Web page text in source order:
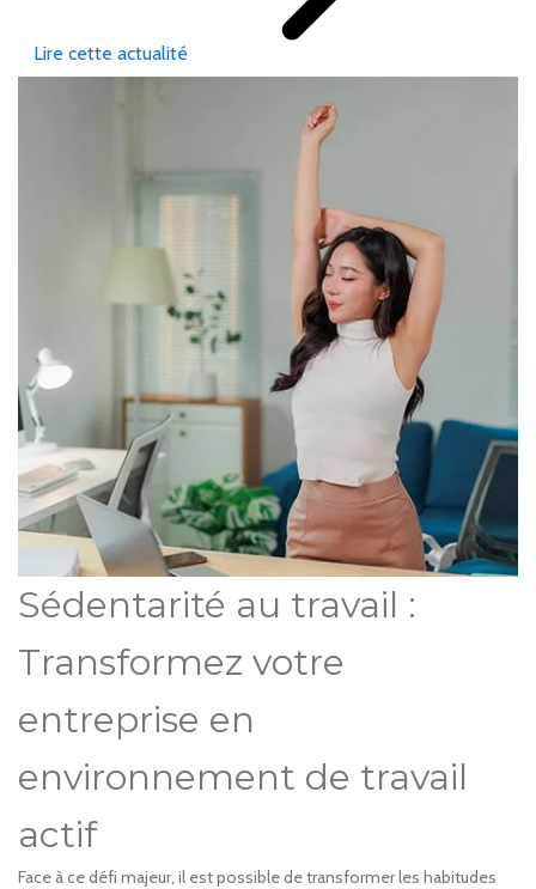
Lire cette actualité
Sédentarité au travail :
Transformez votre
entreprise en
environnement de travail
actif
Face à ce défi majeur, il est possible de transformer les habitudes